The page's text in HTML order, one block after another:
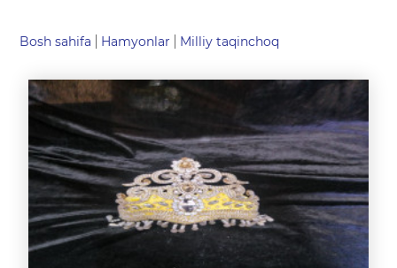
Bosh sahifa Hamyonlar Milliy taqinchoq